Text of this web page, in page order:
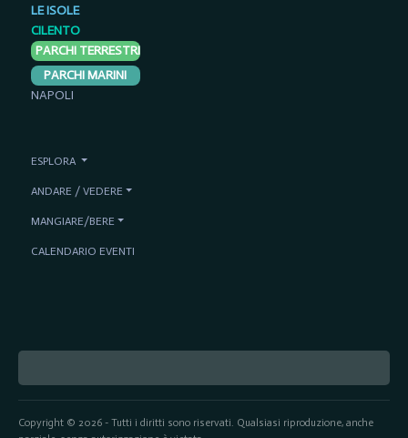
Copyright © 2026 - Tutti i diritti sono riservati. Qualsiasi riproduzione, anche
LE ISOLE
CILENTO
PARCHI TERRESTRI
PARCHI MARINI
NAPOLI
ESPLORA
ANDARE / VEDERE
MANGIARE/BERE
CALENDARIO EVENTI